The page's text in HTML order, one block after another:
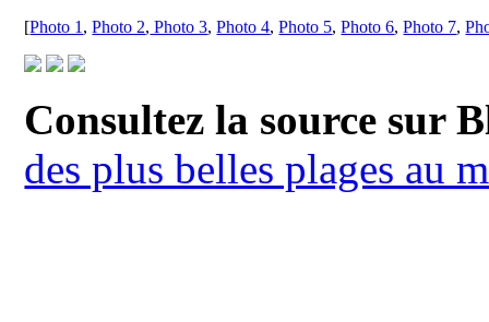
[Photo 1 ,Photo 2, Photo 3,Photo 4,Photo 5,Photo 6,Photo 7,
Consultez la source sur
des plus belles plages au